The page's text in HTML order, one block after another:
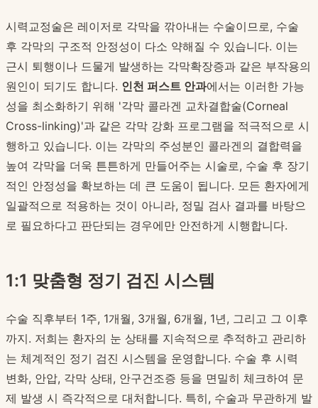
시력교정술은 레이저로 각막을 깎아내는 수술이므로, 수술
후 각막의 구조적 안정성이 다소 약해질 수 있습니다. 이는
근시 퇴행이나 드물게 발생하는 각막확장증과 같은 부작용의
원인이 되기도 합니다. 인천 퍼스트 안과에서는 이러한 가능
성을 최소화하기 위해 '각막 콜라겐 교차결합술(Corneal
Cross-linking)'과 같은 각막 강화 프로그램을 적극적으로 시
행하고 있습니다. 이는 각막의 주성분인 콜라겐의 결합력을
높여 각막을 더욱 튼튼하게 만들어주는 시술로, 수술 후 장기
적인 안정성을 확보하는 데 큰 도움이 됩니다. 모든 환자에게
일괄적으로 적용하는 것이 아니라, 정밀 검사 결과를 바탕으
로 필요하다고 판단되는 경우에만 안전하게 시행합니다.
1:1 맞춤형 정기 검진 시스템
수술 직후부터 1주, 1개월, 3개월, 6개월, 1년, 그리고 그 이후
까지. 저희는 환자의 눈 상태를 지속적으로 추적하고 관리하
는 체계적인 정기 검진 시스템을 운영합니다. 수술 후 시력
변화, 안압, 각막 상태, 안구건조증 등을 면밀히 체크하여 문
제 발생 시 즉각적으로 대처합니다. 특히, 수술과 무관하게 발